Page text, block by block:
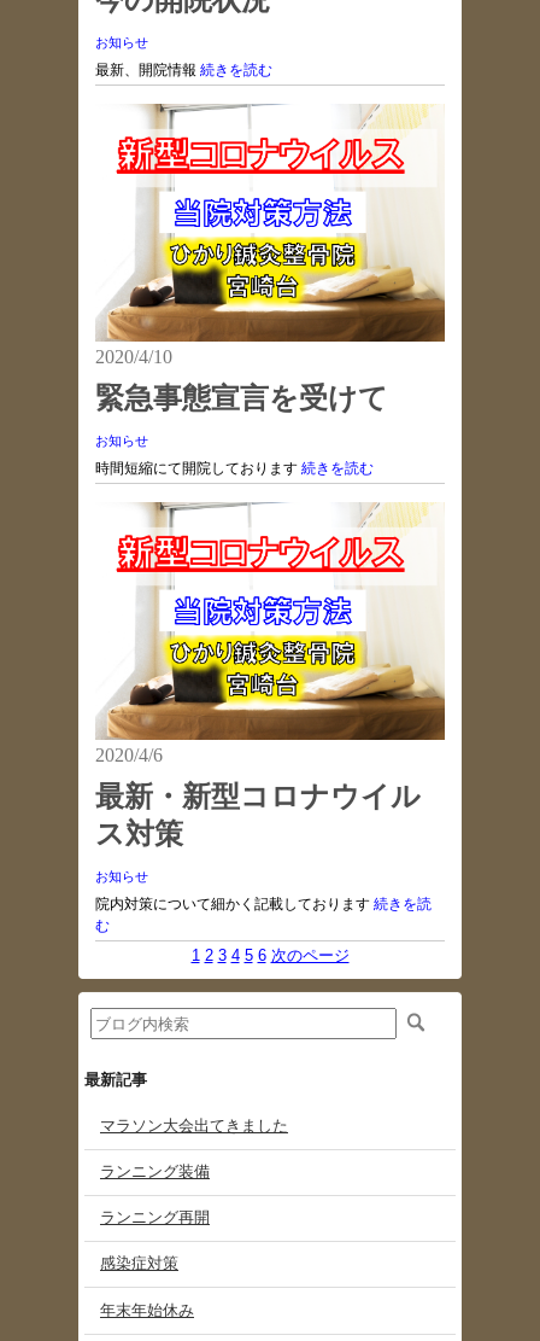
お知らせ
最新、開院情報 続きを読む
2020/4/10
緊急事態宣言を受けて
お知らせ
時間短縮にて開院しております 続きを読む
2020/4/6
最新・新型コロナウイル
ス対策
お知らせ
院内対策について細かく記載しております 続きを読
む
1 2 3 4 5 6 次のページ
最新記事
マラソン大会出てきました
ランニング装備
ランニング再開
感染症対策
年末年始休み